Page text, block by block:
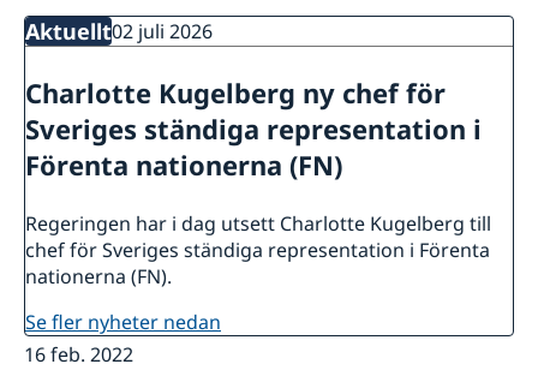
Handläggare för protokollära och
Kontakt
Praktiktjänstgöring
Regler för praktiktjänstgöring
FN i korthet
Social Media
Svenskar i FN
Jobb, praktik och volontärarbete
Möt svenskar i FN
Martin Moks
Sofia Calltorp
Michaela Friberg-Storey
Niklas Skogsjö
Toloe Masori
Fredrick Lee-Ohlsson
Sarah Hilding der Weduwen
Daniel Roos
Aktuellt02 juli 2026
Charlotte Kugelberg ny chef för
Sveriges ständiga representation i
Förenta nationerna (FN)
Regeringen har i dag utsett Charlotte Kugelberg till
chef för Sveriges ständiga representation i Förenta
nationerna (FN).
se fler nyheter nedan
16 feb. 2022